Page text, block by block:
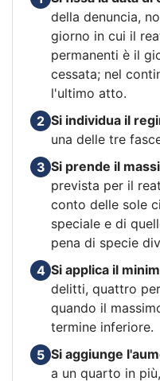
della denuncia,
giorno in cui il
permanenti è il
cessata; nel
l'ultimo atto.
2 Si individua il
una delle tre
3 Si prende il
prevista per il
conto delle sole
speciale e di
pena di specie
4 Si applica il
delitti, quattro
quando il
termine inferiore.
5 Si aggiunge
a un quarto in